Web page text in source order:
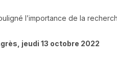
l’importance de la
jeudi 13 octobre 2022